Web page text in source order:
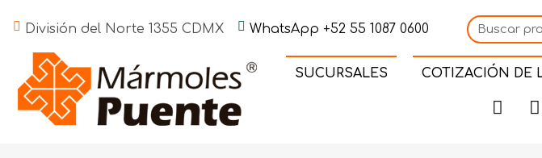
División del Norte 1355 CDMX WhatsApp +52 55 1087 0600
SUCURSALES COTIZACIÓN DE